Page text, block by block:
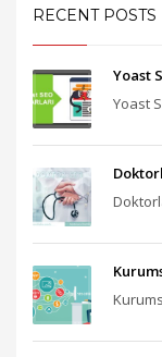
RECENT POSTS
Yoast
Yoast